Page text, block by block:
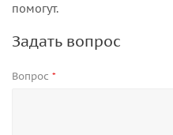
помогут.
Задать вопрос
Вопрос *